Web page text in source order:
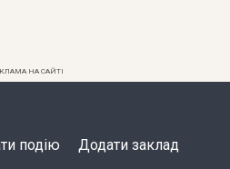
НА САЙТІ
подію Додати заклад